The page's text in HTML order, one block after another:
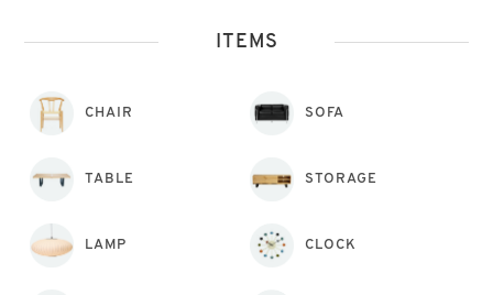
ITEMS
CHAIR SOFA
TABLE STORAGE
LAMP CLOCK